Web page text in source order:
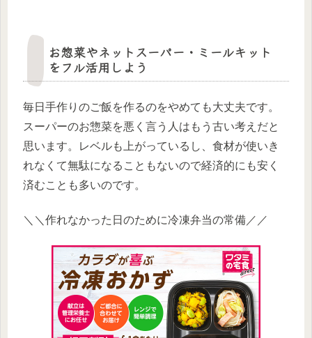
お惣菜やネットスーパー・ミールキット
をフル活用しよう
毎日手作りのご飯を作るのをやめても大丈夫です。
スーパーのお惣菜を悪く言う人はもう古い考えだと
思います。レベルも上がっているし、食材が使いき
れなくて無駄になることもないので経済的にも安く
済むことも多いのです。
＼＼作れなかった日のために冷凍弁当の常備／／